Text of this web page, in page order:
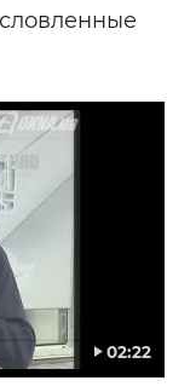
02:22